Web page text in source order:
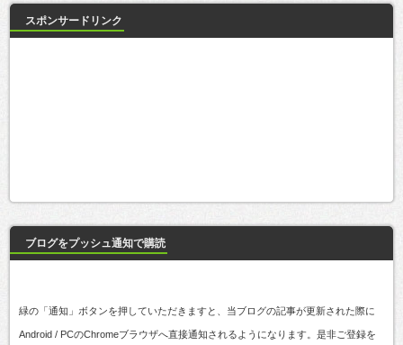
スポンサードリンク
ブログをプッシュ通知で購読
緑の「通知」ボタンを押していただきますと、当ブログの記事が更新された際に
Android / PCのChromeブラウザへ直接通知されるようになります。是非ご登録を